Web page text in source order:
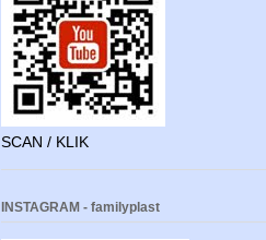
SCAN / KLIK
INSTAGRAM - familyplast